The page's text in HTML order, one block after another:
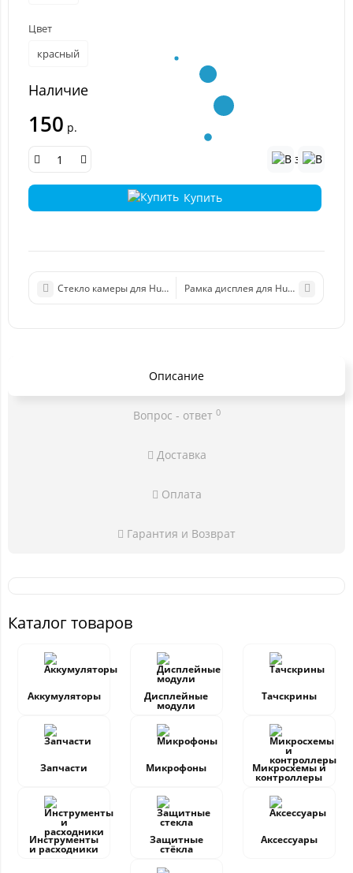
Цвет
красный
Наличие
150 р.
Купить
Стекло камеры для Huawei P40 Lite (JNY-LX1)
Рамка дисплея для Huawei honor
Описание
Вопрос - ответ 0
Доставка
Оплата
Гарантия и Возврат
Каталог товаров
Аккумуляторы Дисплейные
модули
Тачскрины
Запчасти Микрофоны Микросхемы и
контроллеры
Инструменты
и расходники
Защитные
стёкла
Аксессуары